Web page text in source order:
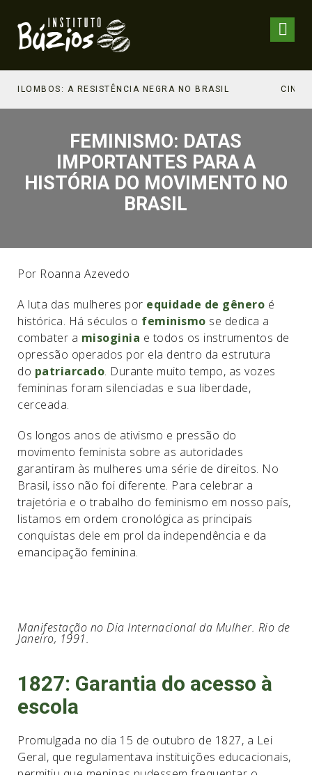
BRASIL
FEMINISMO: DATAS
IMPORTANTES PARA A
HISTÓRIA DO MOVIMENTO NO
BRASIL
Por Roanna Azevedo
A luta das mulheres por equidade de gênero é
histórica. Há séculos o feminismo se dedica a
combater a misoginia e todos os instrumentos de
opressão operados por ela dentro da estrutura
do patriarcado. Durante muito tempo, as vozes
femininas foram silenciadas e sua liberdade,
cerceada.
Os longos anos de ativismo e pressão do
movimento feminista sobre as autoridades
garantiram às mulheres uma série de direitos. No
Brasil, isso não foi diferente. Para celebrar a
trajetória e o trabalho do feminismo em nosso país,
listamos em ordem cronológica as principais
conquistas dele em prol da independência e da
emancipação feminina.
Manifestação no Dia Internacional da Mulher. Rio de
Janeiro, 1991.
1827: Garantia do acesso à
escola
Promulgada no dia 15 de outubro de 1827, a Lei
Geral, que regulamentava instituições educacionais,